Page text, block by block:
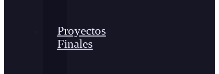
Proyectos
Finales